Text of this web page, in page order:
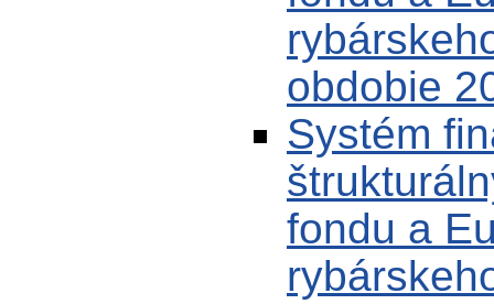
obdobie
Systém
fondu a